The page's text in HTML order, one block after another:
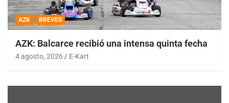
AZK BREVES
AZK: Balcarce recibió una intensa quinta fecha
4 agosto, 2026 E-Kart